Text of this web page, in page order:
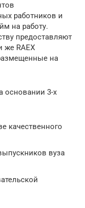
работников и
на работу.
предоставляют
же RAEX
на
основании 3-х
качественного
вуза